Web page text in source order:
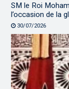
SM le Roi
l’occasion de la
30/07/2026